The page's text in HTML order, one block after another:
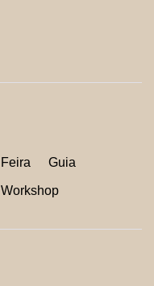
Feira Guia
Workshop